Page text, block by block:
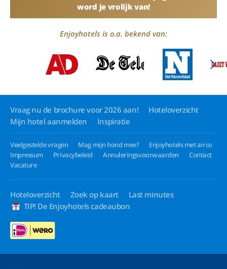
word je vrolijk van!
Enjoyhotels is o.a. bekend van:
Vraag nu de brochure voor 2026 aan!
Hoteloverzicht
Mijn hotel aanmelden
Inspiratie
Veelgestelde vragen Mag mijn hond mee?
Enjoyhotels met airco
Impressum
Privacybeleid Annuleringsvoorwaarden
Contact
Vacature
Hoteloverzicht Zoek op kaart
Last minutes
TIP! De Enjoyhotels cadeaubon